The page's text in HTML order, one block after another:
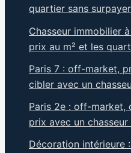
quartier sans
Chasseur immobilier
prix au m² et les
Paris 7 : off-market,
cibler avec un
Paris 2e : off-market,
prix avec un
Décoration intérieure